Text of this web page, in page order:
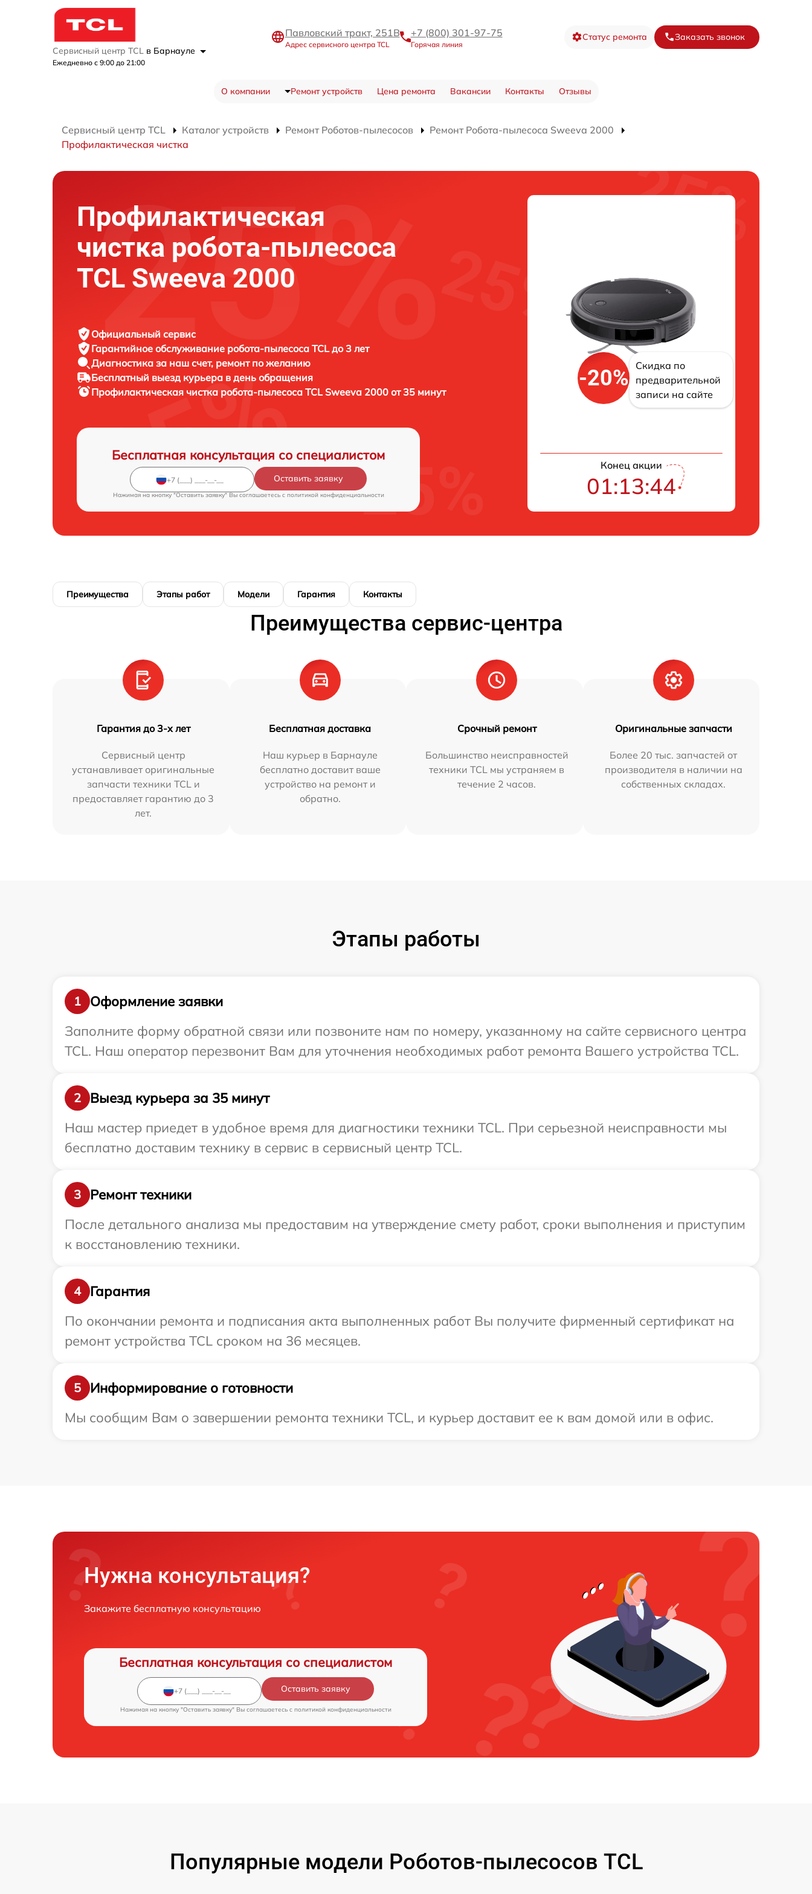
Сервисный центр TCL в Барнауле
Ежедневно с 9:00 до 21:00
Павловский тракт, 251В
Адрес сервисного центра TCL
+7 (800) 301-97-75
Горячая линия
Статус ремонта Заказать звонок
О компании Ремонт устройств Цена ремонта Вакансии Контакты Отзывы
Сервисный центр TCL Каталог устройств Ремонт Роботов-пылесосов
Ремонт Робота-пылесоса Sweeva 2000
Профилактическая чистка
Профилактическая
чистка робота-пылесоса
TCL Sweeva 2000
Официальный сервис
Гарантийное обслуживание робота-пылесоса TCL до 3 лет
Диагностика за наш счет, ремонт по желанию
Бесплатный выезд курьера в день обращения
Профилактическая чистка робота-пылесоса TCL Sweeva 2000 от 35 минут
Бесплатная консультация со специалистом
Оставить заявку
Нажимая на кнопку "Оставить заявку" Вы соглашаетесь c политикой конфиденциальности
-20%
Скидка по
предварительной
записи на сайте
Конец акции
01:13:43
Преимущества Этапы работ Модели Гарантия Контакты
Преимущества сервис-центра
Гарантия до 3-х лет
Сервисный центр
устанавливает оригинальные
запчасти техники TCL и
предоставляет гарантию до 3
лет.
Бесплатная доставка
Наш курьер в Барнауле
бесплатно доставит ваше
устройство на ремонт и
обратно.
Срочный ремонт
Большинство неисправностей
техники TCL мы устраняем в
течение 2 часов.
Оригинальные запчасти
Более 20 тыс. запчастей от
производителя в наличии на
собственных складах.
Этапы работы
1
Оформление заявки
Заполните форму обратной связи или позвоните нам по номеру, указанному на сайте сервисного центра
TCL. Наш оператор перезвонит Вам для уточнения необходимых работ ремонта Вашего устройства TCL.
2
Выезд курьера за 35 минут
Наш мастер приедет в удобное время для диагностики техники TCL. При серьезной неисправности мы
бесплатно доставим технику в сервис в сервисный центр TCL.
3
Ремонт техники
После детального анализа мы предоставим на утверждение смету работ, сроки выполнения и приступим
к восстановлению техники.
4
Гарантия
По окончании ремонта и подписания акта выполненных работ Вы получите фирменный сертификат на
ремонт устройства TCL сроком на 36 месяцев.
5
Информирование о готовности
Мы сообщим Вам о завершении ремонта техники TCL, и курьер доставит ее к вам домой или в офис.
Нужна консультация?
Закажите бесплатную консультацию
Бесплатная консультация со специалистом
Оставить заявку
Нажимая на кнопку "Оставить заявку" Вы соглашаетесь c политикой конфиденциальности
Популярные модели Роботов-пылесосов TCL